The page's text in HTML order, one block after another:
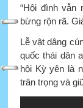
“Hội đình vẫn
bừng rộn rã.
Lễ vật dâng
quốc thái dân
hội Kỳ yên là
trân trọng và